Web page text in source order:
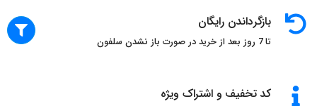
بازگرداندن رایگان
تا 7 روز بعد از خرید در صورت باز نشدن سلفون
کد تخفیف و اشتراک ویژه